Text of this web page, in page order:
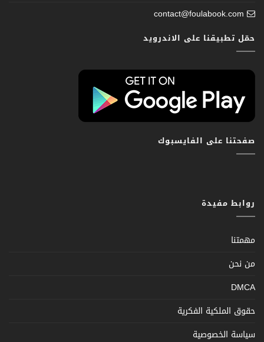
contact@foulabook.com
حمّل تطبيقنا على الاندرويد
صفحتنا على الفايسبوك
روابط مفيدة
مهمتنا
من نحن
DMCA
حقوق الملكية الفكرية
سياسة الخصوصية